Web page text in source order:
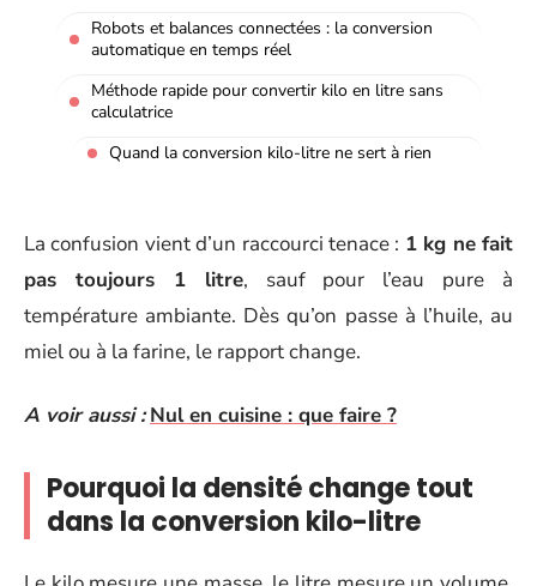
Robots et balances connectées : la conversion
automatique en temps réel
Méthode rapide pour convertir kilo en litre sans
calculatrice
Quand la conversion kilo-litre ne sert à rien
La confusion vient d’un raccourci tenace : 1 kg ne fait
pas toujours 1 litre, sauf pour l’eau pure à
température ambiante. Dès qu’on passe à l’huile, au
miel ou à la farine, le rapport change.
A voir aussi : Nul en cuisine : que faire ?
Pourquoi la densité change tout
dans la conversion kilo-litre